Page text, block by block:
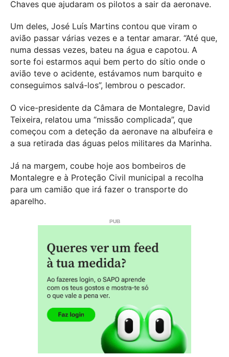
Chaves que ajudaram os pilotos a sair da aeronave.
Um deles, José Luís Martins contou que viram o
avião passar várias vezes e a tentar amarar. “Até que,
numa dessas vezes, bateu na água e capotou. A
sorte foi estarmos aqui bem perto do sítio onde o
avião teve o acidente, estávamos num barquito e
conseguimos salvá-los”, lembrou o pescador.
O vice-presidente da Câmara de Montalegre, David
Teixeira, relatou uma “missão complicada”, que
começou com a deteção da aeronave na albufeira e
a sua retirada das águas pelos militares da Marinha.
Já na margem, coube hoje aos bombeiros de
Montalegre e à Proteção Civil municipal a recolha
para um camião que irá fazer o transporte do
aparelho.